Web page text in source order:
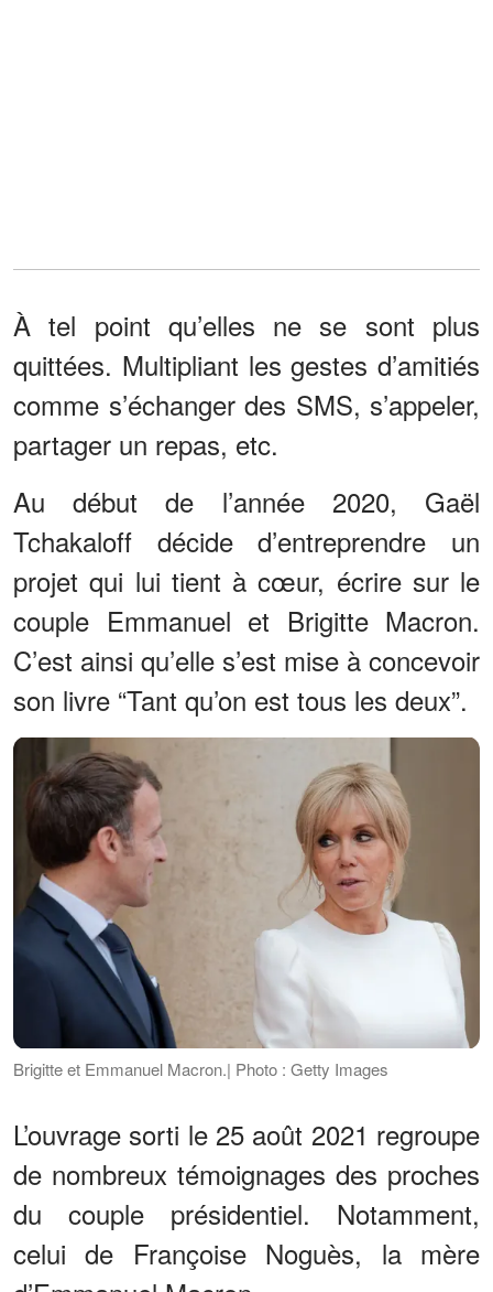
À tel point qu’elles ne se sont plus
quittées. Multipliant les gestes d’amitiés
comme s’échanger des SMS, s’appeler,
partager un repas, etc.
Au début de l’année 2020, Gaël
Tchakaloff décide d’entreprendre un
projet qui lui tient à cœur, écrire sur le
couple Emmanuel et Brigitte Macron.
C’est ainsi qu’elle s’est mise à concevoir
son livre “Tant qu’on est tous les deux”.
Brigitte et Emmanuel Macron.| Photo : Getty Images
L’ouvrage sorti le 25 août 2021 regroupe
de nombreux témoignages des proches
du couple présidentiel. Notamment,
celui de Françoise Noguès, la mère